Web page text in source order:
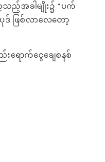
သည့်အခါမျိုး၌ “ပက်
ဒ် ဖြစ်လာလေတော့
ရောက်ငွေချေစနစ်